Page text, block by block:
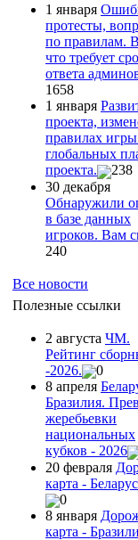
1 января
протесты,
по правилам.
что требует
ответа
1658
1 января
проекта,
правилах
глобальных
проекта.
238
30 декабря
Обнаружили
в базе данных
игроков. Вам
240
Все новости
Полезные ссылки
2 августа ЧМ.
Рейтинг
-2026.
0
8 апреля
Бразилия.
жеребьевки
национальных
кубков - 2026
20 февраля
карта -
0
8 января
карта -